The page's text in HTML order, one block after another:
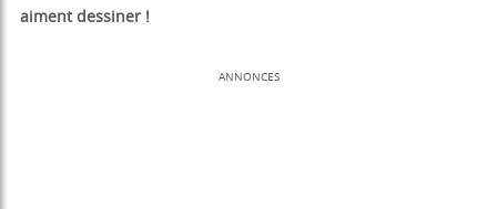
aiment dessiner !
ANNONCES